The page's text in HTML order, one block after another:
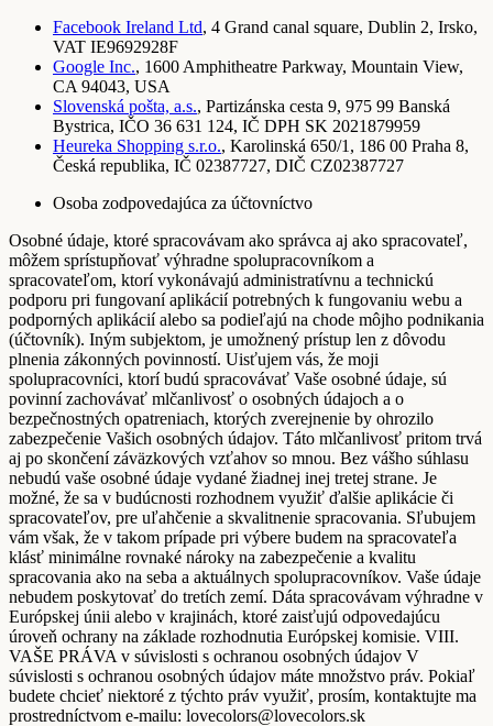
Facebook Ireland Ltd, 4 Grand canal square, Dublin 2, Irsko,
VAT IE9692928F
Google Inc., 1600 Amphitheatre Parkway, Mountain View,
CA 94043, USA
Slovenská pošta, a.s., Partizánska cesta 9, 975 99 Banská
Bystrica, IČO 36 631 124, IČ DPH SK 2021879959
Heureka Shopping s.r.o., Karolinská 650/1, 186 00 Praha 8,
Česká republika, IČ 02387727, DIČ CZ02387727
Osoba zodpovedajúca za účtovníctvo
Osobné údaje, ktoré spracovávam ako správca aj ako spracovateľ,
môžem sprístupňovať výhradne spolupracovníkom a
spracovateľom, ktorí vykonávajú administratívnu a technickú
podporu pri fungovaní aplikácií potrebných k fungovaniu webu a
podporných aplikácií alebo sa podieľajú na chode môjho podnikania
(účtovník). Iným subjektom, je umožnený prístup len z dôvodu
plnenia zákonných povinností. Uisťujem vás, že moji
spolupracovníci, ktorí budú spracovávať Vaše osobné údaje, sú
povinní zachovávať mlčanlivosť o osobných údajoch a o
bezpečnostných opatreniach, ktorých zverejnenie by ohrozilo
zabezpečenie Vašich osobných údajov. Táto mlčanlivosť pritom trvá
aj po skončení záväzkových vzťahov so mnou. Bez vášho súhlasu
nebudú vaše osobné údaje vydané žiadnej inej tretej strane. Je
možné, že sa v budúcnosti rozhodnem využiť ďalšie aplikácie či
spracovateľov, pre uľahčenie a skvalitnenie spracovania. Sľubujem
vám však, že v takom prípade pri výbere budem na spracovateľa
klásť minimálne rovnaké nároky na zabezpečenie a kvalitu
spracovania ako na seba a aktuálnych spolupracovníkov. Vaše údaje
nebudem poskytovať do tretích zemí. Dáta spracovávam výhradne v
Európskej únii alebo v krajinách, ktoré zaisťujú odpovedajúcu
úroveň ochrany na základe rozhodnutia Európskej komisie. VIII.
VAŠE PRÁVA v súvislosti s ochranou osobných údajov V
súvislosti s ochranou osobných údajov máte množstvo práv. Pokiaľ
budete chcieť niektoré z týchto práv využiť, prosím, kontaktujte ma
prostredníctvom e-mailu: lovecolors@lovecolors.sk